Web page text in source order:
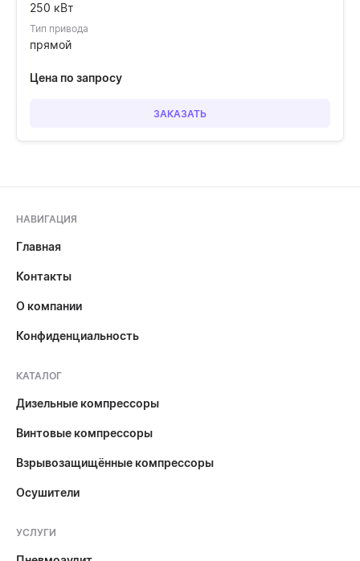
250 кВт
Тип привода
прямой
Цена по запросу
ЗАКАЗАТЬ
НАВИГАЦИЯ
Главная
Контакты
О компании
Конфиденциальность
КАТАЛОГ
Дизельные компрессоры
Винтовые компрессоры
Взрывозащищённые компрессоры
Осушители
УСЛУГИ